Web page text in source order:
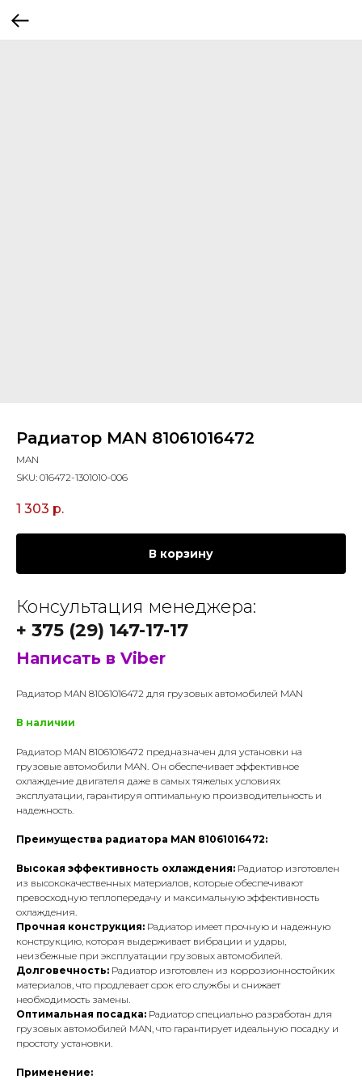
Радиатор MAN 81061016472
MAN
SKU: 016472-1301010-006
1 303 р.
В корзину
Консультация менеджера:
+ 375 (29) 147-17-17
Написать в Viber
Радиатор MAN 81061016472 для грузовых автомобилей MAN
В наличии
Радиатор MAN 81061016472 предназначен для установки на
грузовые автомобили MAN. Он обеспечивает эффективное
охлаждение двигателя даже в самых тяжелых условиях
эксплуатации, гарантируя оптимальную производительность и
надежность.
Преимущества радиатора MAN 81061016472:
Высокая эффективность охлаждения: Радиатор изготовлен
из высококачественных материалов, которые обеспечивают
превосходную теплопередачу и максимальную эффективность
охлаждения.
Прочная конструкция: Радиатор имеет прочную и надежную
конструкцию, которая выдерживает вибрации и удары,
неизбежные при эксплуатации грузовых автомобилей.
Долговечность: Радиатор изготовлен из коррозионностойких
материалов, что продлевает срок его службы и снижает
необходимость замены.
Оптимальная посадка: Радиатор специально разработан для
грузовых автомобилей MAN, что гарантирует идеальную посадку и
простоту установки.
Применение: